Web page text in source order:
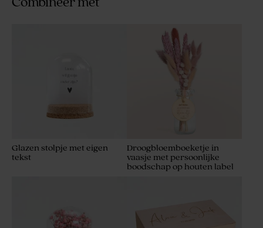
Glazen stolpje met eigen
tekst
Droogbloemboeketje in
vaasje met persoonlijke
boodschap op houten label